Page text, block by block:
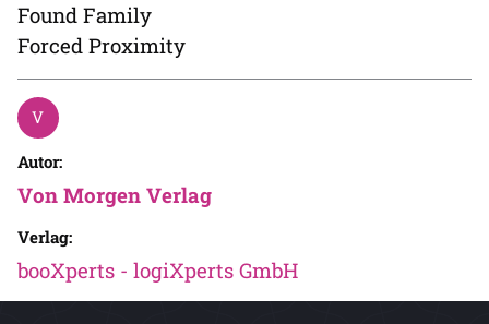
Found Family
Forced Proximity
Autor:
Von Morgen Verlag
Verlag:
booXperts - logiXperts GmbH